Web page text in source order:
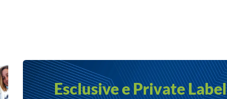
Esclusive e Private Label